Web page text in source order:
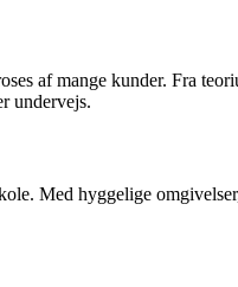
af mange kunder. Fra
undervejs.
Med hyggelige